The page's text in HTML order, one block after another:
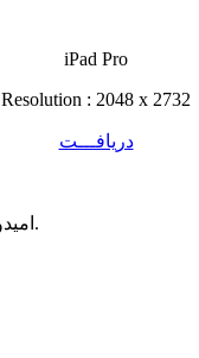
iPad Pro
Resolution : 2048 x 2732
دریافـــت
امیدواریم لذت برده باشید.